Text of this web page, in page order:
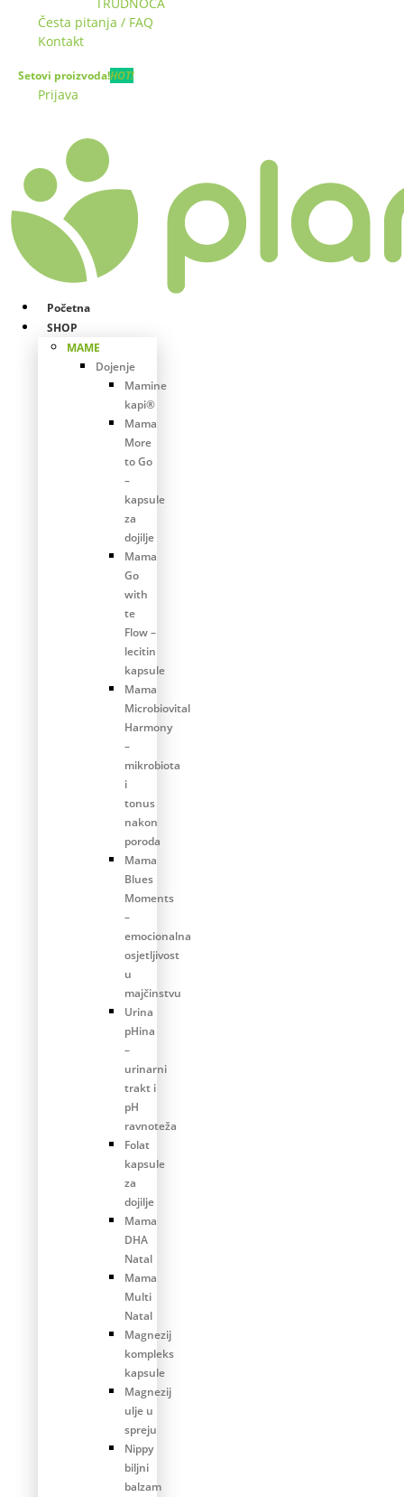
Česta pitanja / FAQ
Kontakt
Setovi proizvoda!HOT!
Prijava
Početna
SHOP
MAME
Dojenje
Mamine
kapi®
Mama
More
to Go
–
kapsule
za
dojilje
Mama
Go
with
te
Flow –
lecitin
kapsule
Mama
Microbiovital
Harmony
–
mikrobiota
i
tonus
nakon
poroda
Mama
Blues
Moments
–
emocionalna
osjetljivost
u
majčinstvu
Urina
pHina
–
urinarni
trakt i
pH
ravnoteža
Folat
kapsule
za
dojilje
Mama
DHA
Natal
Mama
Multi
Natal
Magnezij
kompleks
kapsule
Magnezij
ulje u
spreju
Nippy
biljni
balzam